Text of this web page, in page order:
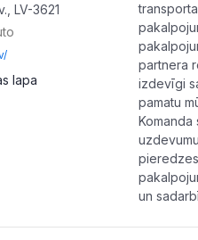
LV-3621
lapa
partnera
izdevīgi
pamatu
un